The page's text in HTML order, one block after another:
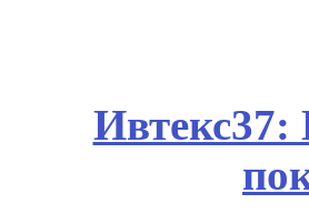
Ивтекс37: